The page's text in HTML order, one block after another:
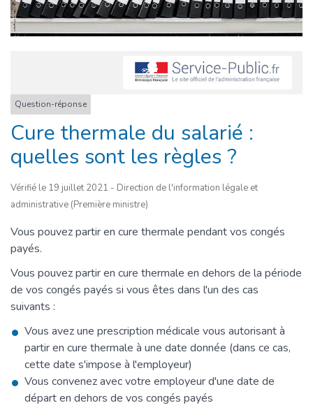
Question-réponse
Cure thermale du salarié :
quelles sont les règles ?
Vérifié le 19 juillet 2021 - Direction de l'information légale et
administrative (Première ministre)
Vous pouvez partir en cure thermale pendant vos congés
payés.
Vous pouvez partir en cure thermale en dehors de la période
de vos congés payés si vous êtes dans l'un des cas
suivants :
Vous avez une prescription médicale vous autorisant à
partir en cure thermale à une date donnée (dans ce cas,
cette date s'impose à l'employeur)
Vous convenez avec votre employeur d'une date de
départ en dehors de vos congés payés